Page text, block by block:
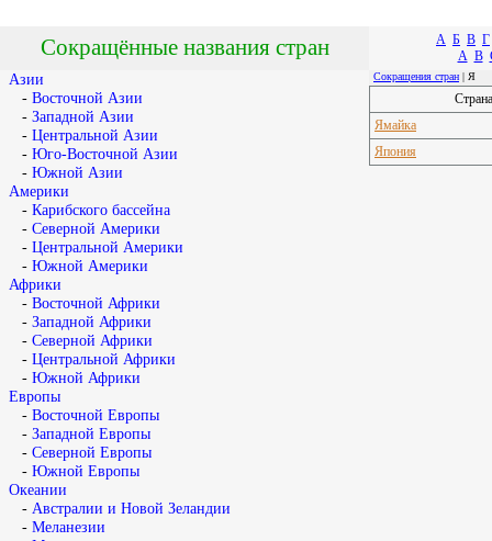
А Б В Г
A B
Сокращения стран | Я
Страна
Ямайка
Япония
Сокращённые названия стран
Азии
- Восточной Азии
- Западной Азии
- Центральной Азии
- Юго-Восточной Азии
- Южной Азии
Америки
- Карибского бассейна
- Северной Америки
- Центральной Америки
- Южной Америки
Африки
- Восточной Африки
- Западной Африки
- Северной Африки
- Центральной Африки
- Южной Африки
Европы
- Восточной Европы
- Западной Европы
- Северной Европы
- Южной Европы
Океании
- Австралии и Новой Зеландии
- Меланезии